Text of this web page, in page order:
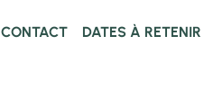
CONTACT DATES À RETENIR